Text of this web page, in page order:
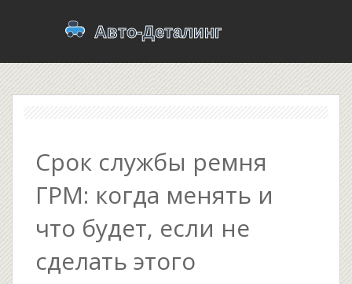
Срок службы ремня
ГРМ: когда менять и
что будет, если не
сделать этого